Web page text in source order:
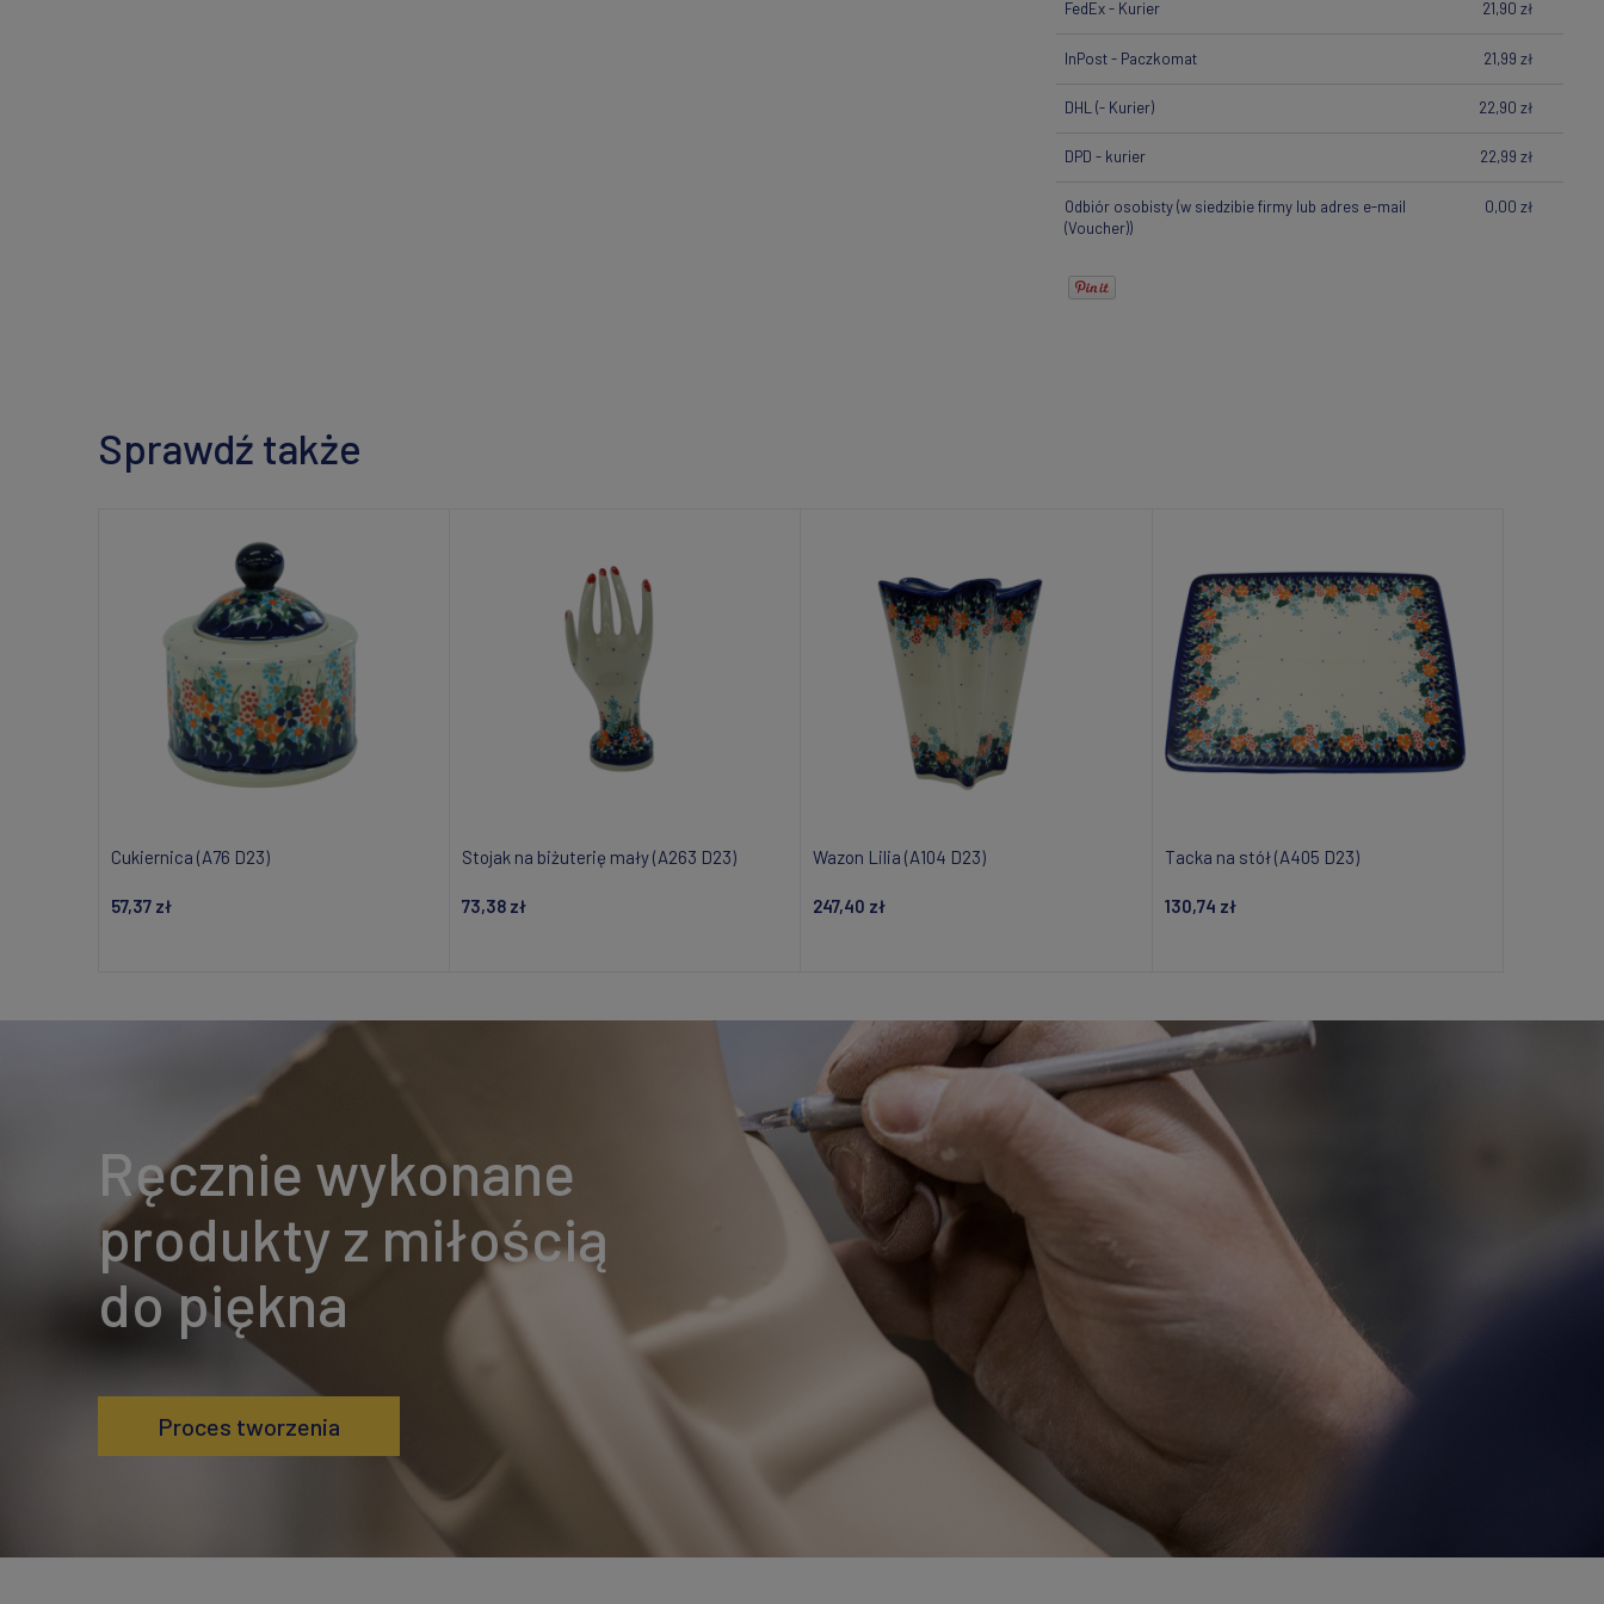
FedEx - Kurier 21,90 zł
InPost - Paczkomat 21,99 zł
DHL (- Kurier) 22,90 zł
DPD - kurier 22,99 zł
Odbiór osobisty(w siedzibie firmy lub adres e-mail
(Voucher))
0,00 zł
Sprawdź także
Cukiernica (A76 D23)
57,37 zł
Stojak na biżuterię mały (A263 D23)
73,38 zł
Wazon Lilia (A104 D23)
247,40 zł
Tacka na stół (A405 D23)
130,74 zł
Ręcznie wykonane
produkty z miłością
do piękna
Proces tworzenia